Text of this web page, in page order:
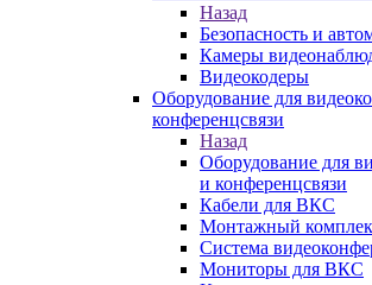
Назад
Безопасность и
Камеры
Видеокодеры
Оборудование для
конференцсвязи
Назад
Оборудование для
и конференцсвязи
Кабели для ВКС
Монтажный
Система
Мониторы для ВКС